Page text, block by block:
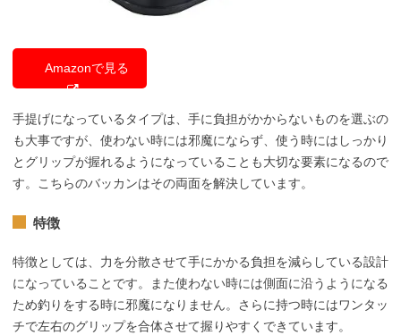
Amazonで見る
手提げになっているタイプは、手に負担がかからないものを選ぶの
も大事ですが、使わない時には邪魔にならず、使う時にはしっかり
とグリップが握れるようになっていることも大切な要素になるので
す。こちらのバッカンはその両面を解決しています。
特徴
特徴としては、力を分散させて手にかかる負担を減らしている設計
になっていることです。また使わない時には側面に沿うようになる
ため釣りをする時に邪魔になりません。さらに持つ時にはワンタッ
チで左右のグリップを合体させて握りやすくできています。